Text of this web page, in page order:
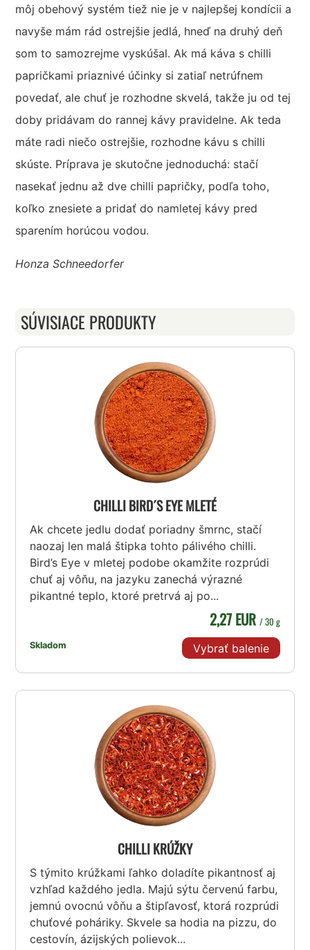
môj obehový systém tiež nie je v najlepšej kondícii a
navyše mám rád ostrejšie jedlá, hneď na druhý deň
som to samozrejme vyskúšal. Ak má káva s chilli
papričkami priaznivé účinky si zatiaľ netrúfnem
povedať, ale chuť je rozhodne skvelá, takže ju od tej
doby pridávam do rannej kávy pravidelne. Ak teda
máte radi niečo ostrejšie, rozhodne kávu s chilli
skúste. Príprava je skutočne jednoduchá: stačí
nasekať jednu až dve chilli papričky, podľa toho,
koľko znesiete a pridať do namletej kávy pred
sparením horúcou vodou.
Honza Schneedorfer
SÚVISIACE PRODUKTY
CHILLI BIRD´S EYE MLETÉ
Ak chcete jedlu dodať poriadny šmrnc, stačí
naozaj len malá štipka tohto pálivého chilli.
Bird’s Eye v mletej podobe okamžite rozprúdi
chuť aj vôňu, na jazyku zanechá výrazné
pikantné teplo, ktoré pretrvá aj po...
Skladom
2,27 EUR / 30 g
Vybrať balenie
CHILLI KRÚŽKY
S týmito krúžkami ľahko doladíte pikantnosť aj
vzhľad každého jedla. Majú sýtu červenú farbu,
jemnú ovocnú vôňu a štipľavosť, ktorá rozprúdi
chuťové poháriky. Skvele sa hodia na pizzu, do
cestovín, ázijských polievok...